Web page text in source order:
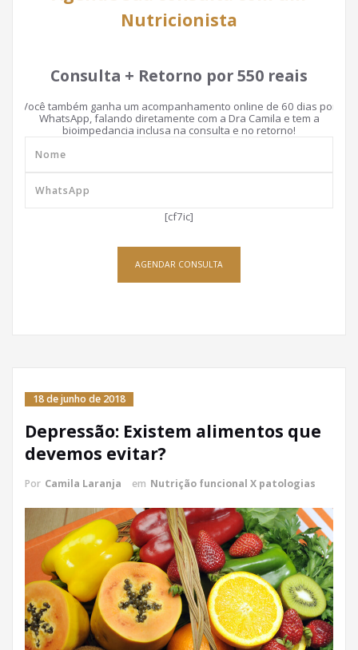
Nutricionista
Consulta + Retorno por 550 reais
Você também ganha um acompanhamento online de 60 dias por
WhatsApp, falando diretamente com a Dra Camila e tem a
bioimpedancia inclusa na consulta e no retorno!
[cf7ic]
AGENDAR CONSULTA
18 de junho de 2018
Depressão: Existem alimentos que
devemos evitar?
Por Camila Laranja em Nutrição funcional X patologias